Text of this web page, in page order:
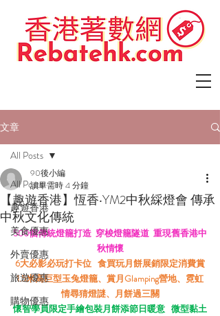
文章
All Posts
趣遊香港
美食優惠
外賣優惠
旅遊優惠
購物優惠
All Posts
【趣遊香港】恆香‧YM2中秋綵燈會 傳承
中秋文化傳統
90後小編
讀畢需時 4 分鐘
500個傳統燈籠打造  穿梭燈籠隧道  重現舊香港中
秋情懷
6大必影必玩打卡位   食買玩月餅展銷限定消費賞
1.5米高巨型玉兔燈籠、賞月Glamping營地、霓虹
情尋猜燈謎、月餅過三關
懷智學員限定手繪包裝月餅添節日暖意   微型黏土